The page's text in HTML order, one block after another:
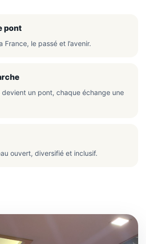
pont
France, le passé et l’avenir.
devient un pont, chaque échange une
ouvert, diversifié et inclusif.